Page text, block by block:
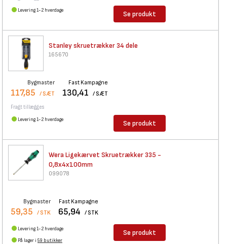
Levering 1-2 hverdage Se produkt
Stanley skruetrækker 34 dele
165670
Bygmaster
117,85 / SÆT
Fast Kampagne
130,41 / SÆT
Fragt tillægges
Levering 1-2 hverdage Se produkt
Wera Ligekærvet Skruetrækker335 -
0,8x4x100mm
099078
Bygmaster
59,35 / STK
Fast Kampagne
65,94 / STK
Levering 1-2 hverdage
På lager i 59 butikker
Se produkt